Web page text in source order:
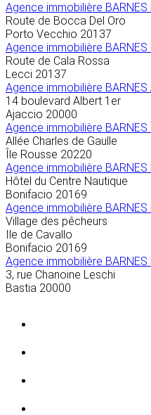
Agence immobilière
Route de Bocca Del Oro
Porto Vecchio 20137
Agence immobilière
Route de Cala Rossa
Lecci 20137
Agence immobilière
14 boulevard Albert 1er
Ajaccio 20000
Agence immobilière BARNES
Allée Charles de Gaulle
Île Rousse 20220
Agence immobilière
Hôtel du Centre Nautique
Bonifacio 20169
Agence immobilière BARNES
Village des pêcheurs
Ile de Cavallo
Bonifacio 20169
Agence immobilière BARNES
3, rue Chanoine Leschi
Bastia 20000